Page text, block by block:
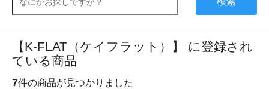
【K-FLAT（ケイフラット）】 に登録され
ている商品
7件の商品が見つかりました